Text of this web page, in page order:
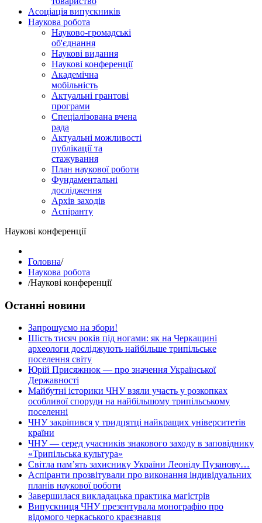
Асоціація випускників
Наукова робота
Науково-громадські
об'єднання
Наукові видання
Наукові конференції
Академічна
мобільність
Актуальні грантові
програми
Спеціалізована вчена
рада
Актуальні можливості
публікації та
стажування
План наукової роботи
Фундаментальні
дослідження
Архів заходів
Аспіранту
Наукові конференції
Головна/
Наукова робота
/Наукові конференції
Останні новини
Запрошуємо на збори!
Шість тисяч років під ногами: як на Черкащині
археологи досліджують найбільше трипільське
поселення світу
Юрій Присяжнюк — про значення Української
Державності
Майбутні історики ЧНУ взяли участь у розкопках
особливої споруди на найбільшому трипільському
поселенні
ЧНУ закріпився у тридцятці найкращих університетів
країни
ЧНУ — серед учасників знакового заходу в заповіднику
«Трипільська культура»
Світла пам’ять захиснику України Леоніду Пузанову…
Аспіранти прозвітували про виконання індивідуальних
планів наукової роботи
Завершилася викладацька практика магістрів
Випускниця ЧНУ презентувала монографію про
відомого черкаського краєзнавця